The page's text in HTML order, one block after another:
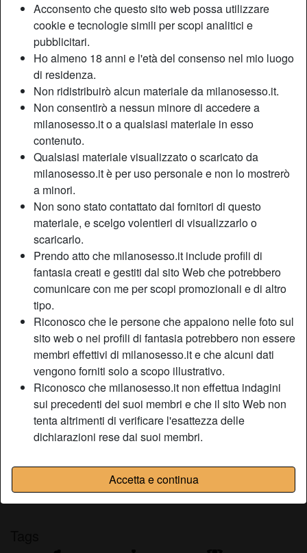
Acconsento che questo sito web possa utilizzare
cookie e tecnologie simili per scopi analitici e
pubblicitari.
Ho almeno 18 anni e l'età del consenso nel mio luogo
di residenza.
Non ridistribuirò alcun materiale da milanosesso.it.
Non consentirò a nessun minore di accedere a
milanosesso.it o a qualsiasi materiale in esso
contenuto.
Qualsiasi materiale visualizzato o scaricato da
milanosesso.it è per uso personale e non lo mostrerò
a minori.
Non sono stato contattato dai fornitori di questo
materiale, e scelgo volentieri di visualizzarlo o
scaricarlo.
Prendo atto che milanosesso.it include profili di
fantasia creati e gestiti dal sito Web che potrebbero
comunicare con me per scopi promozionali e di altro
tipo.
Riconosco che le persone che appaiono nelle foto sul
sito web o nei profili di fantasia potrebbero non essere
membri effettivi di milanosesso.it e che alcuni dati
vengono forniti solo a scopo illustrativo.
Riconosco che milanosesso.it non effettua indagini
sui precedenti dei suoi membri e che il sito Web non
tenta altrimenti di verificare l'esattezza delle
dichiarazioni rese dai suoi membri.
Accetta e continua
Nickname:
Età:
21
Paese:
Italia
Provincia:
Sondrio
Sesso:
Donna
Sessualità:
Relazione:
Single
Colore dei capelli:
Castana
Colore degli occhi:
Castani
Fumatrice:
Descrizione
Avere a che fare con un fidanzato che non sa neppure
leccare la figa lo trovo veramente frustrante. Mi chiamo
Gisella, spero di trovare un amico intimo, riservato e
discreto, con cui potermi divertire e ovviamente praticare
tanto sesso orale.
Sta cercando
Uomo, Etero, Bisessuale